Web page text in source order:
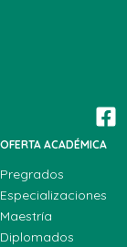
OFERTA ACADÉMICA
Pregrados
Especializaciones
Maestría
Diplomados